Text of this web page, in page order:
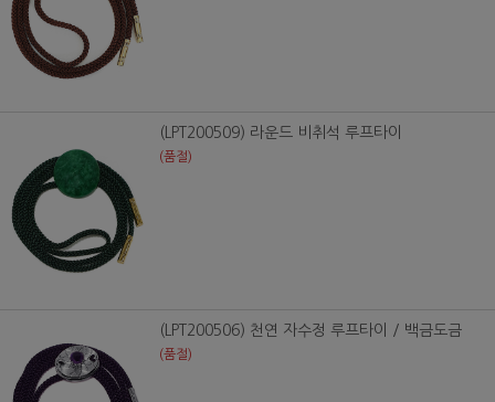
(LPT200509) 라운드 비취석 루프타이
(품절)
(LPT200506) 천연 자수정 루프타이 / 백금도금
(품절)